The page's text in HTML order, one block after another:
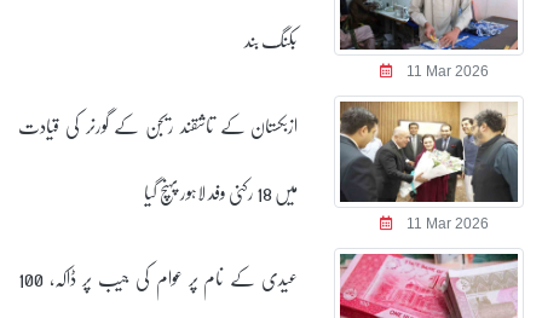
11 Mar 2026
بکنگ بند
11 Mar 2026
ازبکستان کے تاشقند ریجن کے گورنر کی قیادت
میں 18 رکنی وفد لاہور پہنچ گیا
عیدی کے نام پر عوام کی جیب پر ڈاکہ، 100